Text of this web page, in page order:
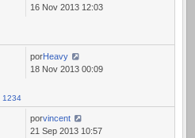
16 Nov 2013 12:03
1234
porHeavy
18 Nov 2013 00:09
porvincent
21 Sep 2013 10:57